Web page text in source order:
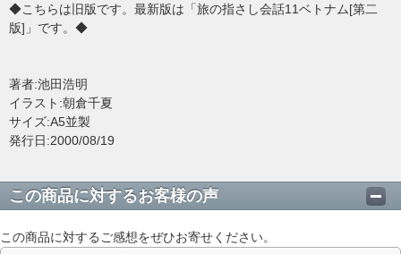
◆こちらは旧版です。最新版は「旅の指さし会話11ベトナム[第二
版]」です。◆
著者:池田浩明
イラスト:朝倉千夏
サイズ:A5並製
発行日:2000/08/19
この商品に対するお客様の声
この商品に対するご感想をぜひお寄せください。